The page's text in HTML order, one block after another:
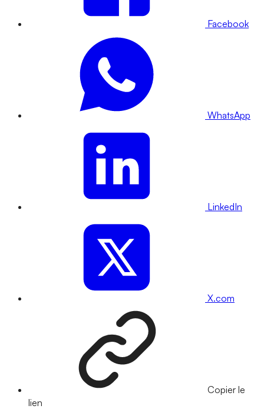
Facebook
WhatsApp
LinkedIn
X.com
Copier le
lien